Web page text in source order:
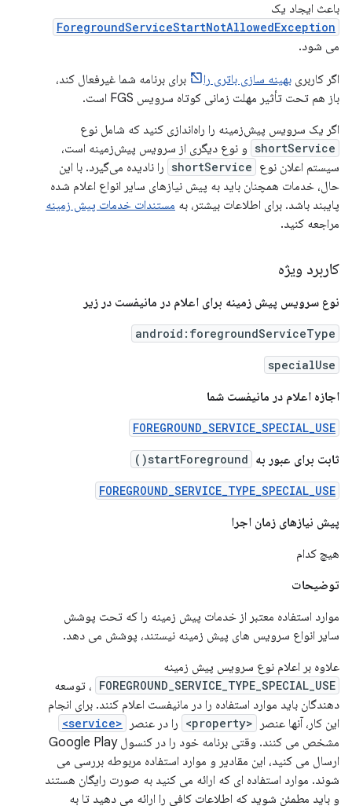
باعث ایجاد یک
ForegroundServiceStartNotAllowedException
می شود.
اگر کاربری بهینه سازی باتری را
برای برنامه شما غیرفعال کند،
باز هم تحت تأثیر مهلت زمانی کوتاه سرویس FGS است.
اگر یک سرویس پیش‌زمینه را راه‌اندازی کنید که شامل نوع
shortService و نوع دیگری از سرویس پیش‌زمینه است،
سیستم اعلان نوع shortService را نادیده می‌گیرد. با این
حال، خدمات همچنان باید به پیش نیازهای سایر انواع اعلام شده
پایبند باشد. برای اطلاعات بیشتر، به مستندات خدمات پیش زمینه
مراجعه کنید.
کاربرد ویژه
نوع سرویس پیش زمینه برای اعلام در مانیفست در زیر
android:foregroundServiceType
specialUse
اجازه اعلام در مانیفست شما
FOREGROUND_SERVICE_SPECIAL_USE
ثابت برای عبور به startForeground()
FOREGROUND_SERVICE_TYPE_SPECIAL_USE
پیش نیازهای زمان اجرا
هیچ کدام
توضیحات
موارد استفاده معتبر از خدمات پیش زمینه را که تحت پوشش
سایر انواع سرویس های پیش زمینه نیستند، پوشش می دهد.
علاوه بر اعلام نوع سرویس پیش زمینه
FOREGROUND_SERVICE_TYPE_SPECIAL_USE ، توسعه
دهندگان باید موارد استفاده را در مانیفست اعلام کنند. برای انجام
این کار، آنها عنصر
<property> را در عنصر <service>
مشخص می کنند. وقتی برنامه خود را در کنسول Google Play
ارسال می کنید، این مقادیر و موارد استفاده مربوطه بررسی می
شوند. موارد استفاده ای که ارائه می کنید به صورت رایگان هستند
و باید مطمئن شوید که اطلاعات کافی را ارائه می دهید تا به